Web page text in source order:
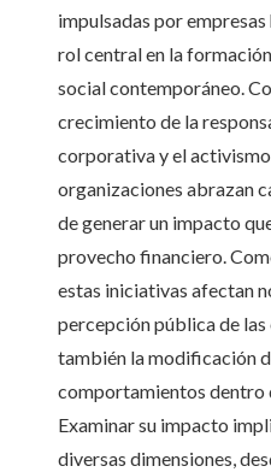
impulsadas por
rol central en la
social contemporáneo.
crecimiento de la
corporativa y el activismo
organizaciones abrazan
de generar un impacto
provecho financiero.
estas iniciativas afectan
percepción pública de las
también la modificación
comportamientos dentro
Examinar su impacto
diversas dimensiones,